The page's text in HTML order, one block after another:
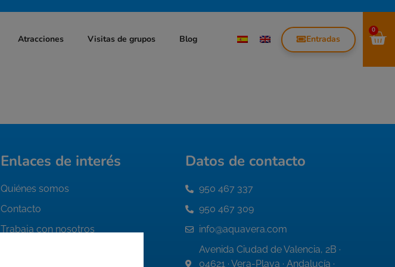
Atracciones Visitas de grupos Blog Entradas
0
Enlaces de interés
Quiénes somos
Contacto
Trabaja con nosotros
Datos de contacto
950 467 337
950 467 309
info@aquavera.com
Avenida Ciudad de Valencia, 2B ·
04621 · Vera-Playa · Andalucía ·